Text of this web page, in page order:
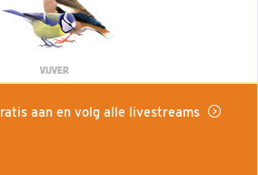
VIJVER
aan en volg alle livestreams